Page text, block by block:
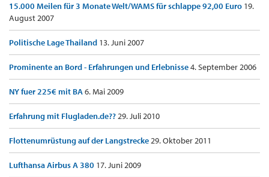
15.000 Meilen für 3 Monate Welt/WAMS für schlappe 92,00 Euro 19.
August 2007
Politische Lage Thailand 13. Juni 2007
Prominente an Bord - Erfahrungen und Erlebnisse4. September 2006
NY fuer 225€ mit BA6. Mai 2009
Erfahrung mit Flugladen.de??29. Juli 2010
Flottenumrüstung auf der Langstrecke29. Oktober 2011
Lufthansa Airbus A 380 17. Juni 2009